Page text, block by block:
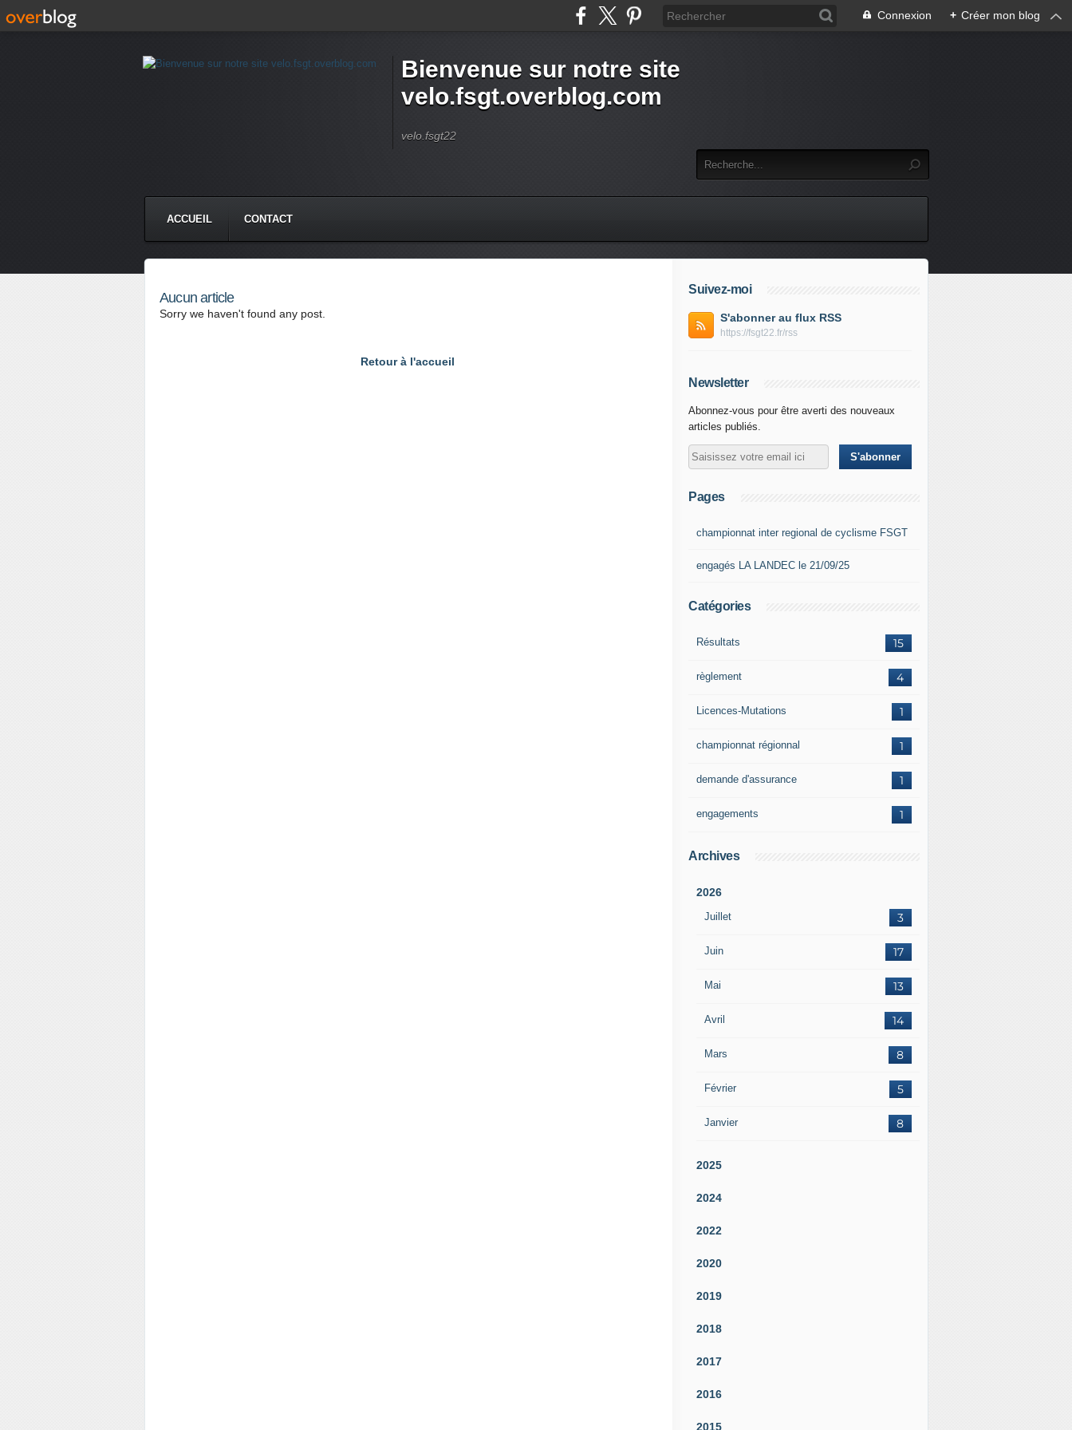
Connexion + Créer mon blog
Bienvenue sur notre site
velo.fsgt.overblog.com
velo.fsgt22
ACCUEIL CONTACT
Aucun article
Sorry we haven't found any post.
Retour à l'accueil
Suivez-moi
S'abonner au flux RSS
https://fsgt22.fr/rss
Newsletter
Abonnez-vous pour être averti des nouveaux
articles publiés.
Pages
championnat inter regional de cyclisme FSGT
engagés LA LANDEC le 21/09/25
Catégories
15
Résultats
4
règlement
1
Licences-Mutations
1
championnat régionnal
1
demande d'assurance
1
engagements
Archives
2026
Juillet 3
Juin 17
Mai 13
Avril 14
Mars 8
Février 5
Janvier 8
2025
2024
2022
2020
2019
2018
2017
2016
2015